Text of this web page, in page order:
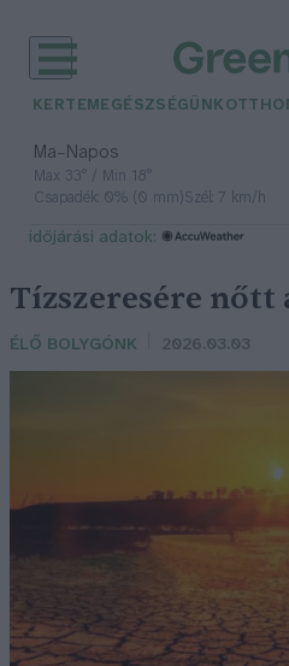
KERTEM EGÉSZSÉGÜNK
Ma– Napos
Max 33° / Min 18°
Csapadék: 0% (0 mm)Szél: 7 km/h
időjárási adatok:
Tízszeresére nőtt
ÉLŐ BOLYGÓNK 2026.03.03